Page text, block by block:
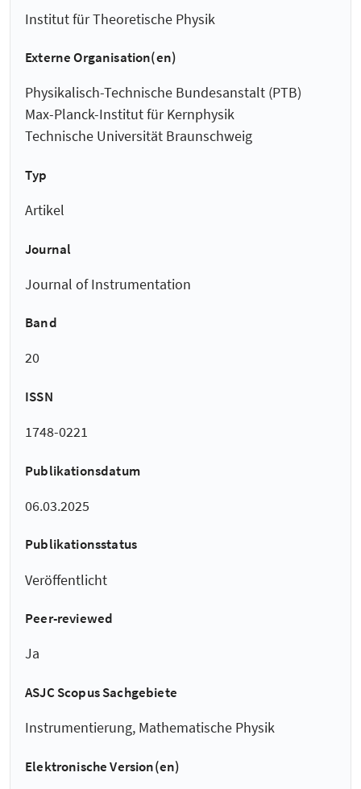
Institut für Theoretische Physik
Externe Organisation(en)
Physikalisch-Technische Bundesanstalt (PTB)
Max-Planck-Institut für Kernphysik
Technische Universität Braunschweig
Typ
Artikel
Journal
Journal of Instrumentation
Band
20
ISSN
1748-0221
Publikationsdatum
06.03.2025
Publikationsstatus
Veröffentlicht
Peer-reviewed
Ja
ASJC Scopus Sachgebiete
Instrumentierung, Mathematische Physik
Elektronische Version(en)